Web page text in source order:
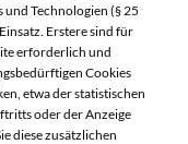
Technologien (§ 25
Erstere sind für
erforderlich und
Cookies
etwa der statistischen
oder der Anzeige
diese zusätzlichen